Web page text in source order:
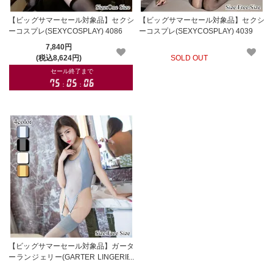
【ビッグサマーセール対象品】セクシ
ーコスプレ(SEXYCOSPLAY) 4086
7,840円
(税込8,624円)
【ビッグサマーセール対象品】セクシ
ーコスプレ(SEXYCOSPLAY) 4039
SOLD OUT
【ビッグサマーセール対象品】ガータ
ーランジェリー(GARTER LINGERIE)